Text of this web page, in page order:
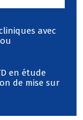
avec
en étude
de mise sur